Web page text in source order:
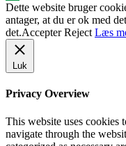
Dette website bruger
antager, at du er ok med
det.Accepter Reject Læs
Luk
Privacy Overview
This website uses cookies
navigate through the